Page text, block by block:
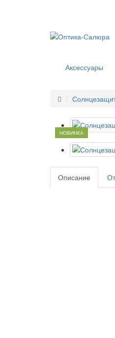
Аксессуары
НОВИНКА
Описание